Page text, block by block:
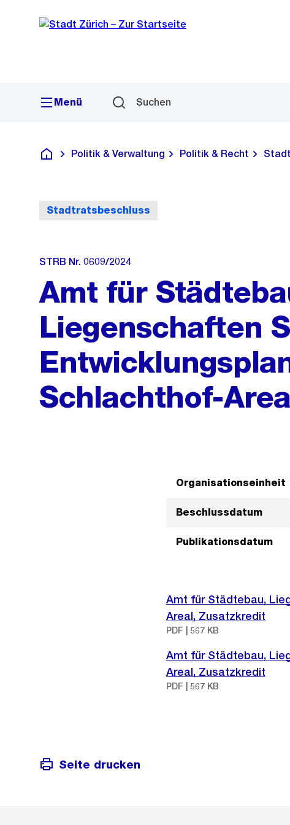
Navigation
Sprunglink
Menü Suchen
Deutsch
Politik & Verwaltung Politik & Recht
Stadtratsbeschluss
STRB Nr. 0609/2024
Amt für
Liegenschaften
Schlachthof-
Organisationseinheit
Beschlussdatum
Publikationsdatum
Amt für Städtebau,
Areal, Zusatzkredit
PDF | 567 KB
Amt für Städtebau,
Areal, Zusatzkredit
PDF | 567 KB
Seite drucken